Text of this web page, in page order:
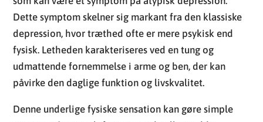
påvirke den daglige funktion og livskvalitet.
Denne underlige fysiske sensation kan gøre simple
opgaver, såsom at løfte genstande eller endda
bevæge sig rundt i hjemmet, udfordrende. Ofte
beskriver individer med atypisk depression en følelse
de “svømmer i sirup,” hvilket afspejler sværtigheden